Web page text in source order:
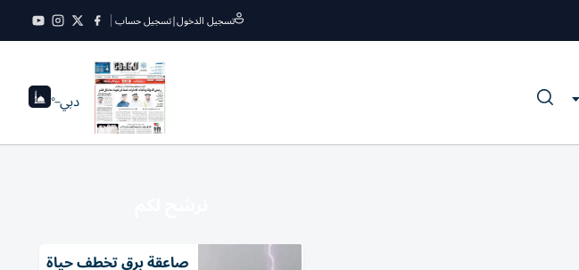
تسجيل الدخول|تسجيل حساب
دبي--°
صاعقة برق تخطف حياة